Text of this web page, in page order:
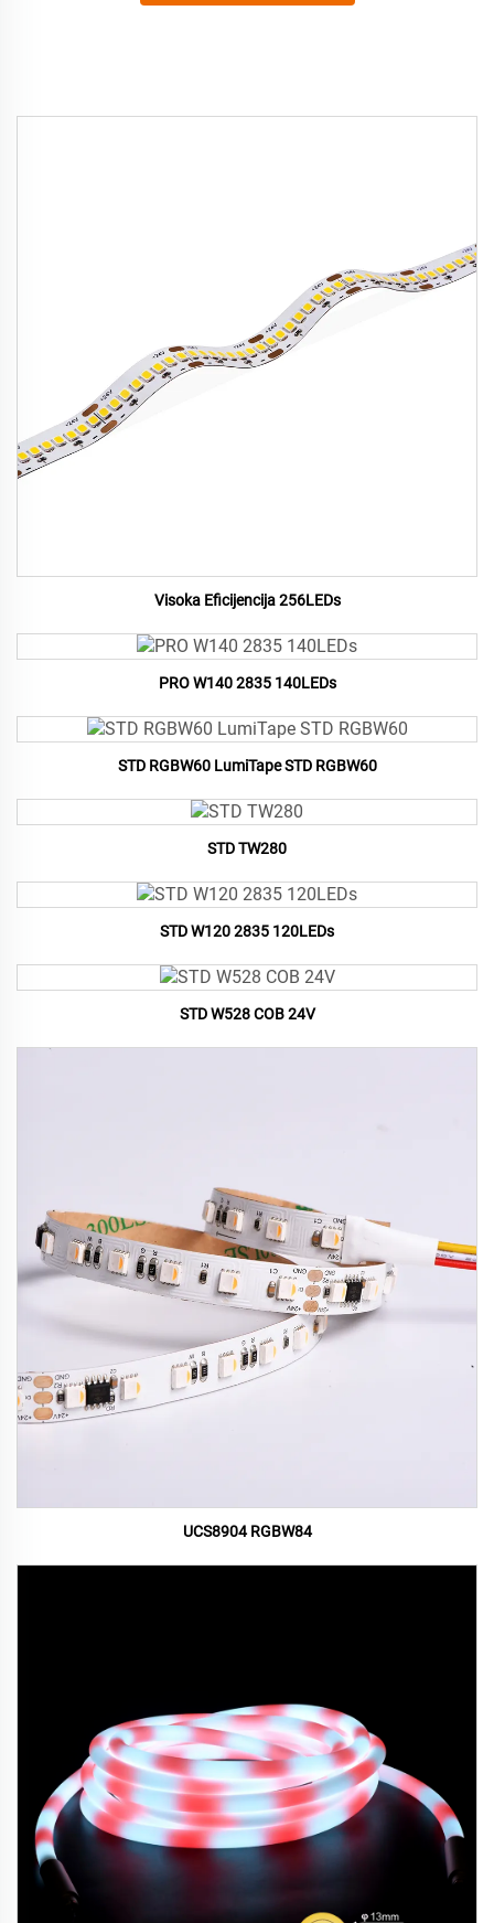
Visoka Eficijencija 256LEDs
PRO W140 2835 140LEDs
STD RGBW60 LumiTape STD RGBW60
STD TW280
STD W120 2835 120LEDs
STD W528 COB 24V
UCS8904 RGBW84